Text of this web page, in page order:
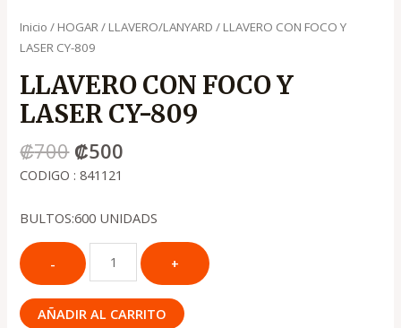
Inicio / HOGAR/ LLAVERO/LANYARD / LLAVERO CON FOCO Y
LASER CY-809
LLAVERO CON FOCO Y
LASER CY-809
₡700 ₡500
CODIGO : 841121
BULTOS:600 UNIDADS
AÑADIR AL CARRITO